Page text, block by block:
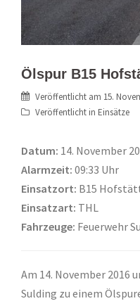
Ölspur B15
Veröffentlicht am 15.
Veröffentlicht in Einsätze
Datum: 14. November
Alarmzeit: 09:33 Uhr
Einsatzort: B15
Einsatzart: THL
Fahrzeuge: Feuerwehr
Am 14. November 2016
Sulding zu einem